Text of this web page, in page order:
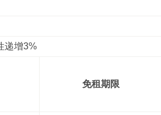
递增3%
免租期限